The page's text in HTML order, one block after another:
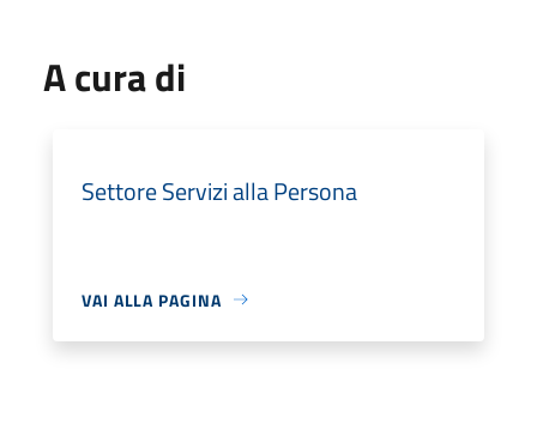
A cura di
Settore Servizi alla Persona
VAI ALLA PAGINA